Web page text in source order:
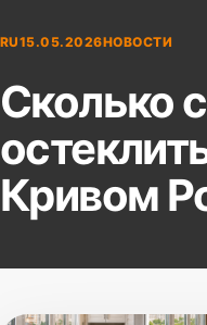
RU15.05.2026НОВОСТИ
Сколько
Кривом